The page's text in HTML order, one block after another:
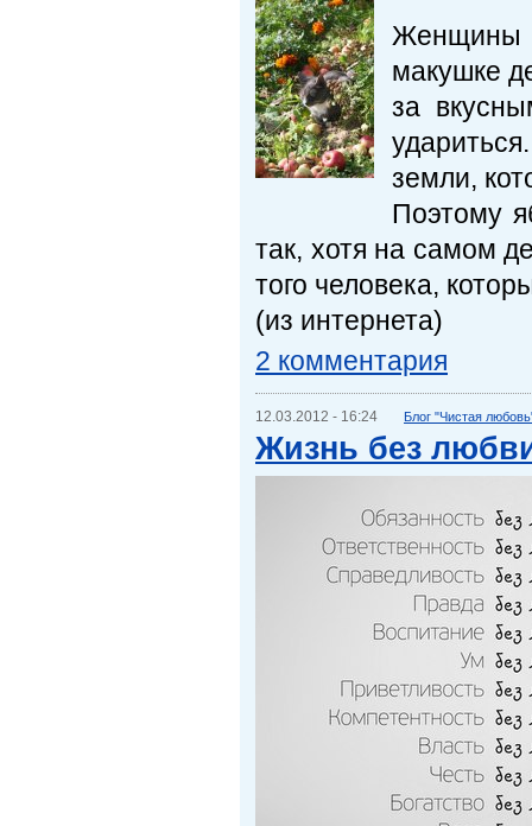
Женщины
макушке
за
земли,
Поэтому
так, хотя на самом
того человека,
(из интернета)
2 комментария
12.03.2012 - 16:24 Блог "Чистая
Жизнь без